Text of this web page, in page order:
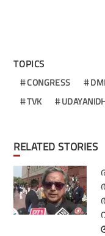
TOPICS
CONGRESS
TVK
RELATED STORIES